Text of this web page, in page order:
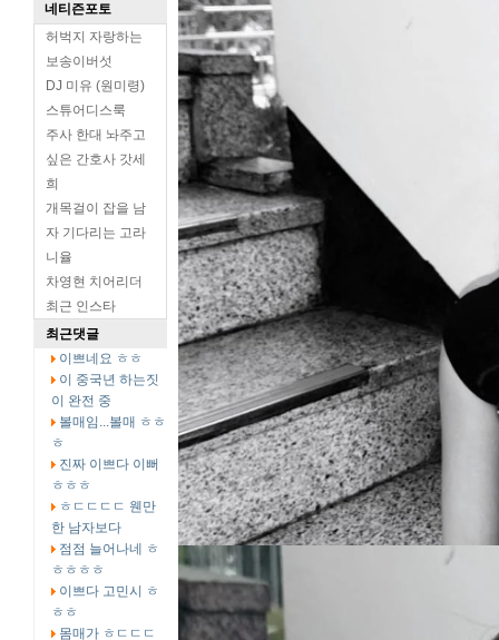
네티즌포토
허벅지 자랑하는
보송이버섯
DJ 미유 (원미령)
스튜어디스룩
주사 한대 놔주고
싶은 간호사 갓세
희
개목걸이 잡을 남
자 기다리는 고라
니율
차영현 치어리더
최근 인스타
최근댓글
이쁘네요 ㅎㅎ
이 중국년 하는짓
이 완전 중
볼매임...볼매 ㅎㅎ
ㅎ
진짜 이쁘다 이뻐
ㅎㅎㅎ
ㅎㄷㄷㄷㄷ 웬만
한 남자보다
점점 늘어나네 ㅎ
ㅎㅎㅎㅎ
이쁘다 고민시 ㅎ
ㅎㅎ
몸매가 ㅎㄷㄷㄷ